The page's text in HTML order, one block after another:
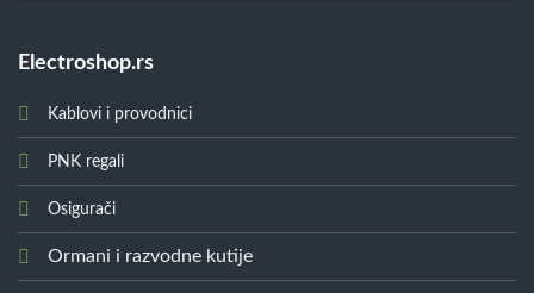
Electroshop.rs
Kablovi i provodnici
PNK regali
Osigurači
Ormani i razvodne kutije